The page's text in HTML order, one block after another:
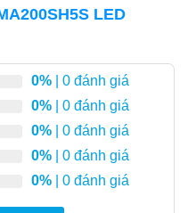
LED
0% | 0 đánh giá
0% | 0 đánh giá
0% | 0 đánh giá
0% | 0 đánh giá
0% | 0 đánh giá